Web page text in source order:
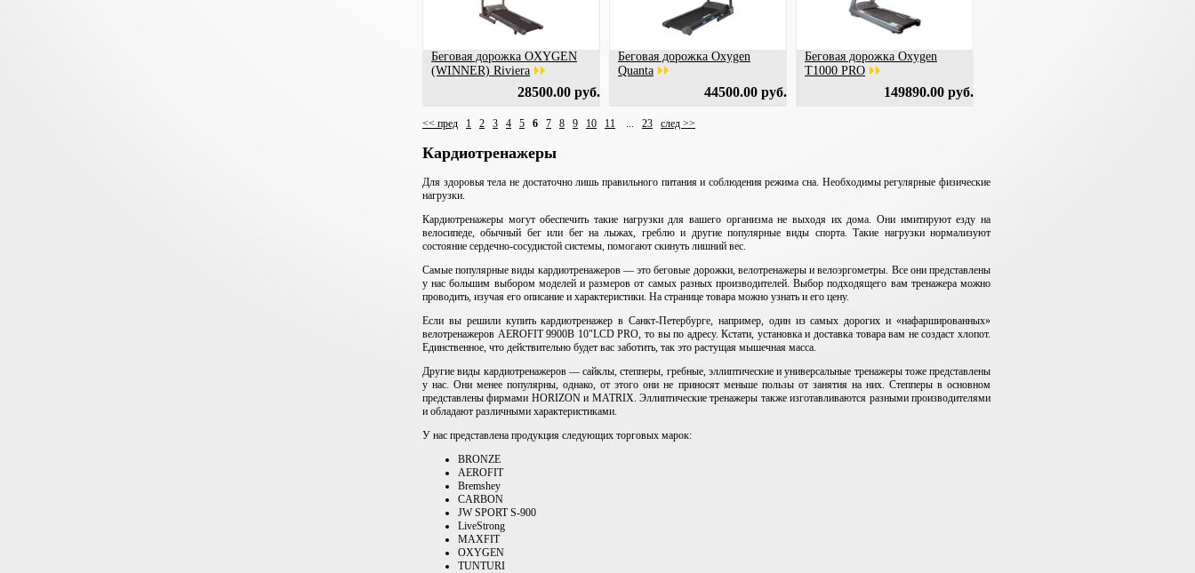
Беговая дорожка OXYGEN
(WINNER) Riviera
28500.00 руб.
Беговая дорожка Oxygen
Quanta
44500.00 руб.
Беговая дорожка Oxygen
T1000 PRO
149890.00 руб.
<< пред 1 2 3 4 5 6 7 8 9 10 11 ... 23 след >>
Кардиотренажеры
Для здоровья тела не достаточно лишь правильного питания и соблюдения режима сна. Необходимы регулярные физические
нагрузки.
Кардиотренажеры могут обеспечить такие нагрузки для вашего организма не выходя их дома. Они имитируют езду на
велосипеде, обычный бег или бег на лыжах, греблю и другие популярные виды спорта. Такие нагрузки нормализуют
состояние сердечно-сосудистой системы, помогают скинуть лишний вес.
Самые популярные виды кардиотренажеров — это беговые дорожки, велотренажеры и велоэргометры. Все они представлены
у нас большим выбором моделей и размеров от самых разных производителей. Выбор подходящего вам тренажера можно
проводить, изучая его описание и характеристики. На странице товара можно узнать и его цену.
Если вы решили купить кардиотренажер в Санкт-Петербурге, например, один из самых дорогих и «нафаршированных»
велотренажеров AEROFIT 9900B 10"LCD PRO, то вы по адресу. Кстати, установка и доставка товара вам не создаст хлопот.
Единственное, что действительно будет вас заботить, так это растущая мышечная масса.
Другие виды кардиотренажеров — сайклы, степперы, гребные, эллиптические и универсальные тренажеры тоже представлены
у нас. Они менее популярны, однако, от этого они не приносят меньше пользы от занятия на них. Степперы в основном
представлены фирмами HORIZON и MATRIX. Эллиптические тренажеры также изготавливаются разными производителями
и обладают различными характеристиками.
У нас представлена продукция следующих торговых марок:
BRONZE
AEROFIT
Bremshey
CARBON
JW SPORT S-900
LiveStrong
MAXFIT
OXYGEN
TUNTURI